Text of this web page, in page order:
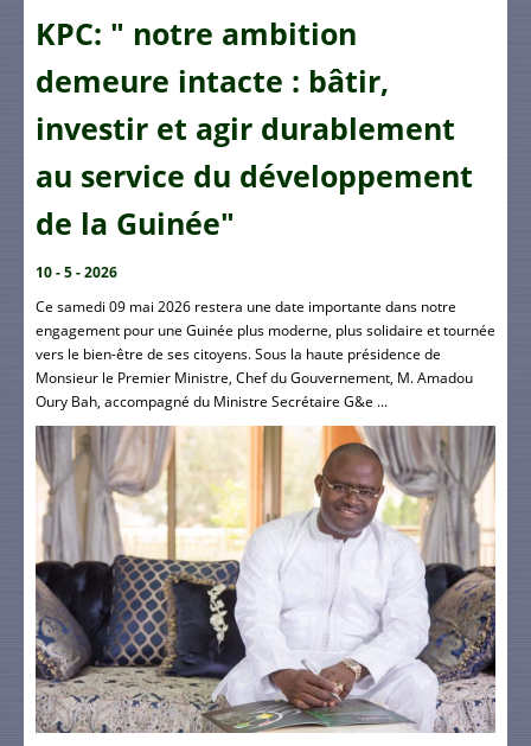
KPC: " notre ambition
demeure intacte : bâtir,
investir et agir durablement
au service du développement
de la Guinée"
10 - 5 - 2026
Ce samedi 09 mai 2026 restera une date importante dans notre
engagement pour une Guinée plus moderne, plus solidaire et tournée
vers le bien-être de ses citoyens. Sous la haute présidence de
Monsieur le Premier Ministre, Chef du Gouvernement, M. Amadou
Oury Bah, accompagné du Ministre Secrétaire G&e ...